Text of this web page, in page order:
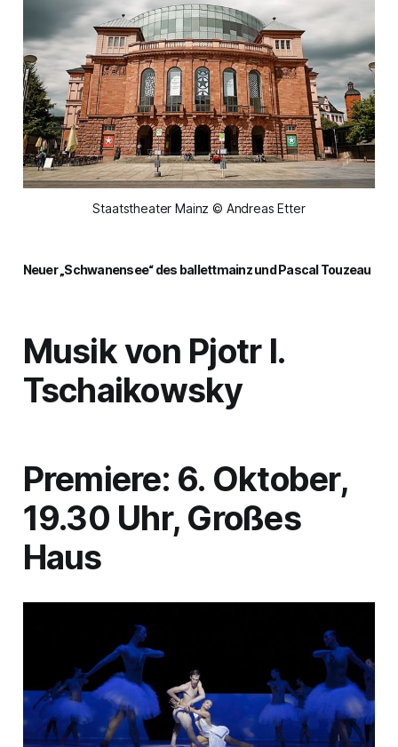
Staatstheater Mainz © Andreas Etter
Neuer „Schwanensee“ des ballettmainz und Pascal Touzeau
Musik von Pjotr I.
Tschaikowsky
Premiere: 6. Oktober,
19.30 Uhr, Großes
Haus